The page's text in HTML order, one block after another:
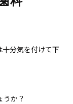
分気を付けて下
うか？